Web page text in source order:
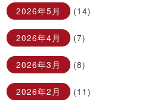
2026年5月 (14)
2026年4月 (7)
2026年3月 (8)
2026年2月 (11)